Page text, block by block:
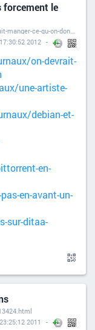
forcement le
http://linuxfr.org/users/niniryoku/journaux/on-devrait-manger-ce-qu-on-donne-a-notre-chien
2012
on-devrait-
une-artiste-
debian-et-
en-
en-avant-un-
sur-ditaa-
2011